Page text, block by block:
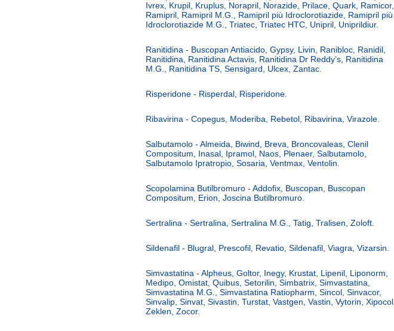
Ivrex, Krupil, Kruplus, Norapril, Norazide, Prilace, Quark, Ramicor,
Ramipril, Ramipril M.G., Ramipril più Idroclorotiazide, Ramipril più
Idroclorotiazide M.G., Triatec, Triatec HTC, Unipril, Uniprildiur.
Ranitidina - Buscopan Antiacido, Gypsy, Livin, Ranibloc, Ranidil,
Ranitidina, Ranitidina Actavis, Ranitidina Dr Reddy’s, Ranitidina
M.G., Ranitidina TS, Sensigard, Ulcex, Zantac.
Risperidone - Risperdal, Risperidone.
Ribavirina - Copegus, Moderiba, Rebetol, Ribavirina, Virazole.
Salbutamolo - Almeida, Biwind, Breva, Broncovaleas, Clenil
Compositum, Inasal, Ipramol, Naos, Plenaer, Salbutamolo,
Salbutamolo Ipratropio, Sosaria, Ventmax, Ventolin.
Scopolamina Butilbromuro - Addofix, Buscopan, Buscopan
Compositum, Erion, Joscina Butilbromuro.
Sertralina - Sertralina, Sertralina M.G., Tatig, Tralisen, Zoloft.
Sildenafil - Blugral, Prescofil, Revatio, Sildenafil, Viagra, Vizarsin.
Simvastatina - Alpheus, Goltor, Inegy, Krustat, Lipenil, Liponorm,
Medipo, Omistat, Quibus, Setorilin, Simbatrix, Simvastatina,
Simvastatina M.G., Simvastatina Ratiopharm, Sincol, Sinvacor,
Sinvalip, Sinvat, Sivastin, Turstat, Vastgen, Vastin, Vytorin, Xipocol,
Zeklen, Zocor.